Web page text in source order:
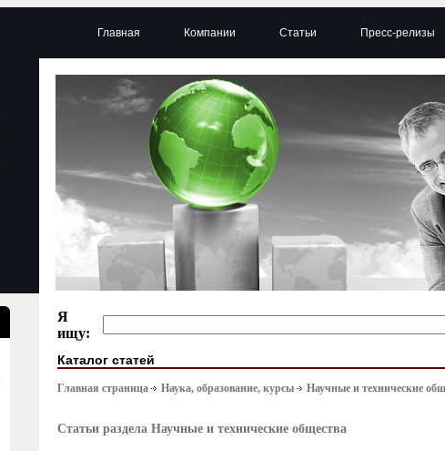
Главная Компании Статьи Пресс-релизы
Я
ищу:
Каталог статей
Главная страница Наука, образование, курсы Научные и технические
Статьи раздела Научные и технические общества